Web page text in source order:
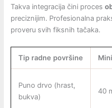
Takva integracija čini proces
preciznijim. Profesionalna
proveru svih fiksnih tačaka.
Tip radne površine
Puno drvo (hrast,
bukva)
40